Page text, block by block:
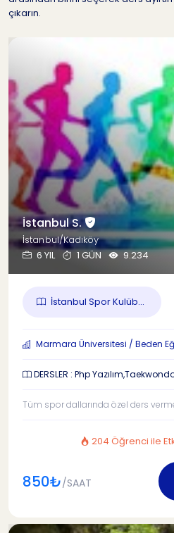
çıkarın.
İstanbul S.
İstanbul/Kadıköy
6 YIL
1 GÜN 9.234
İstanbul Spor Kulüb...
Marmara Üniversitesi / Beden
DERSLER : Php
Tüm spor dallarında özel ders
204 Öğrenci ile
850₺/SAAT